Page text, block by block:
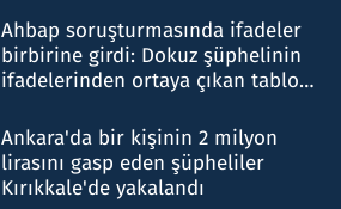
Ahbap soruşturmasında ifadeler
birbirine girdi: Dokuz şüphelinin
ifadelerinden ortaya çıkan tablo
Ankara'da bir kişinin 2 milyon
lirasını gasp eden şüpheliler
Kırıkkale'de yakalandı